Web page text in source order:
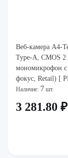
Веб-камера A4-
Type-A, CMOS 2
мономикрофон с
фокус, Retail) [
Наличие: 7 шт.
3 281.80 ₽